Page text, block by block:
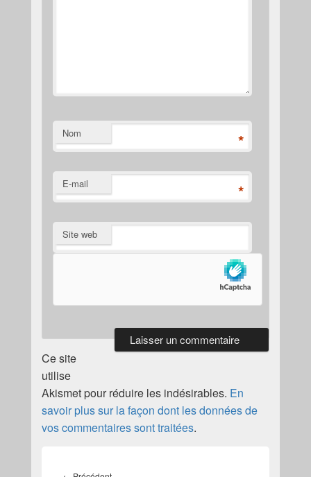
Nom *
E-mail *
Site web
Ce site
utilise
Akismet pour réduire les indésirables. En
savoir plus sur la façon dont les données de
vos commentaires sont traitées.